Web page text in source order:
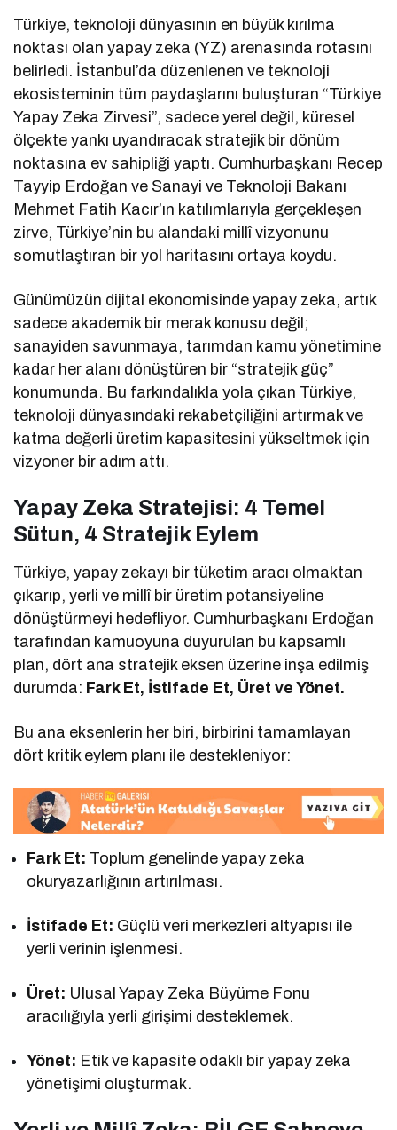
Türkiye, teknoloji dünyasının en büyük kırılma
noktası olan yapay zeka (YZ) arenasında rotasını
belirledi. İstanbul’da düzenlenen ve teknoloji
ekosisteminin tüm paydaşlarını buluşturan “Türkiye
Yapay Zeka Zirvesi”, sadece yerel değil, küresel
ölçekte yankı uyandıracak stratejik bir dönüm
noktasına ev sahipliği yaptı. Cumhurbaşkanı Recep
Tayyip Erdoğan ve Sanayi ve Teknoloji Bakanı
Mehmet Fatih Kacır’ın katılımlarıyla gerçekleşen
zirve, Türkiye’nin bu alandaki millî vizyonunu
somutlaştıran bir yol haritasını ortaya koydu.
Günümüzün dijital ekonomisinde yapay zeka, artık
sadece akademik bir merak konusu değil;
sanayiden savunmaya, tarımdan kamu yönetimine
kadar her alanı dönüştüren bir “stratejik güç”
konumunda. Bu farkındalıkla yola çıkan Türkiye,
teknoloji dünyasındaki rekabetçiliğini artırmak ve
katma değerli üretim kapasitesini yükseltmek için
vizyoner bir adım attı.
Yapay Zeka Stratejisi: 4 Temel
Sütun, 4 Stratejik Eylem
Türkiye, yapay zekayı bir tüketim aracı olmaktan
çıkarıp, yerli ve millî bir üretim potansiyeline
dönüştürmeyi hedefliyor. Cumhurbaşkanı Erdoğan
tarafından kamuoyuna duyurulan bu kapsamlı
plan, dört ana stratejik eksen üzerine inşa edilmiş
durumda: Fark Et, İstifade Et, Üret ve Yönet.
Bu ana eksenlerin her biri, birbirini tamamlayan
dört kritik eylem planı ile destekleniyor:
Fark Et: Toplum genelinde yapay zeka
okuryazarlığının artırılması.
İstifade Et: Güçlü veri merkezleri altyapısı ile
yerli verinin işlenmesi.
Üret: Ulusal Yapay Zeka Büyüme Fonu
aracılığıyla yerli girişimi desteklemek.
Yönet: Etik ve kapasite odaklı bir yapay zeka
yönetişimi oluşturmak.